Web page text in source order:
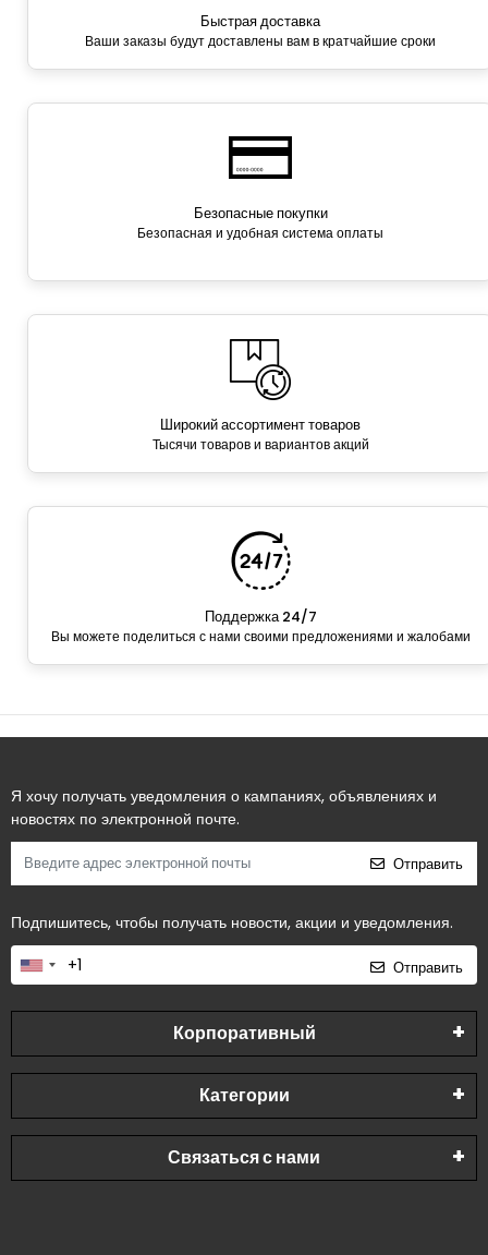
Быстрая доставка
Ваши заказы будут доставлены вам в кратчайшие сроки
Безопасные покупки
Безопасная и удобная система оплаты
Широкий ассортимент товаров
Тысячи товаров и вариантов акций
Поддержка 24/7
Вы можете поделиться с нами своими предложениями и жалобами
Я хочу получать уведомления о кампаниях, объявлениях и
новостях по электронной почте.
Отправить
Подпишитесь, чтобы получать новости, акции и уведомления.
Отправить
Корпоративный
Категории
Связаться с нами